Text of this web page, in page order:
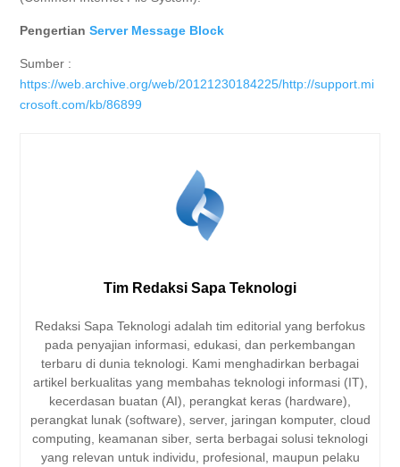
PengertianServer Message Block
Sumber :
https://web.archive.org/web/20121230184225/http://support.mi
crosoft.com/kb/86899
Tim Redaksi Sapa Teknologi
Redaksi Sapa Teknologi adalah tim editorial yang berfokus
pada penyajian informasi, edukasi, dan perkembangan
terbaru di dunia teknologi. Kami menghadirkan berbagai
artikel berkualitas yang membahas teknologi informasi (IT),
kecerdasan buatan (AI), perangkat keras (hardware),
perangkat lunak (software), server, jaringan komputer, cloud
computing, keamanan siber, serta berbagai solusi teknologi
yang relevan untuk individu, profesional, maupun pelaku